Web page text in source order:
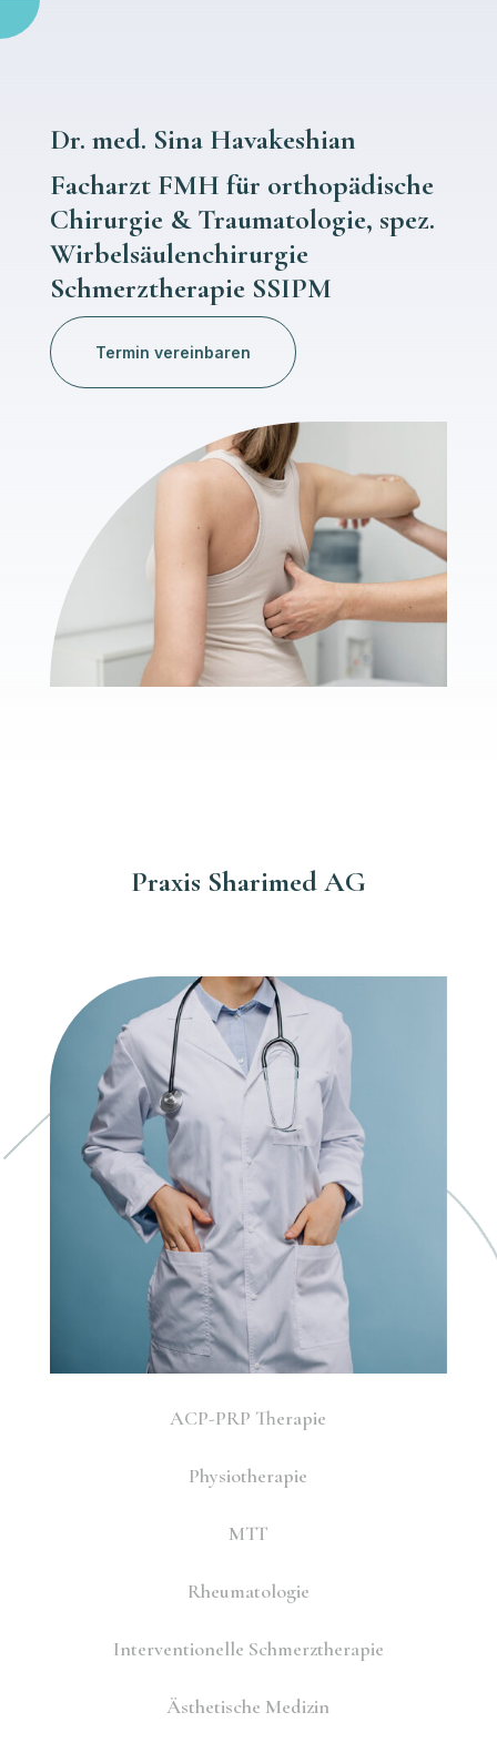
Dr. med. Sina Havakeshian
Facharzt FMH für orthopädische
Chirurgie & Traumatologie, spez.
Wirbelsäulenchirurgie
Schmerztherapie SSIPM
Termin vereinbaren
Praxis Sharimed AG
ACP-PRP Therapie
Physiotherapie
MTT
Rheumatologie
Interventionelle Schmerztherapie
Ästhetische Medizin